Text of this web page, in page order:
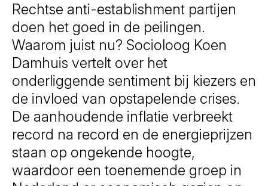
Rechtse anti-establishment partijen
doen het goed in de peilingen.
Waarom juist nu? Socioloog Koen
Damhuis vertelt over het
onderliggende sentiment bij kiezers en
de invloed van opstapelende crises.
De aanhoudende inflatie verbreekt
record na record en de energieprijzen
staan op ongekende hoogte,
waardoor een toenemende groep in